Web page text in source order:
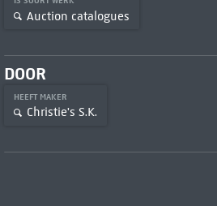
Auction catalogues
DOOR
HEEFT MAKER
Christie's S.K.